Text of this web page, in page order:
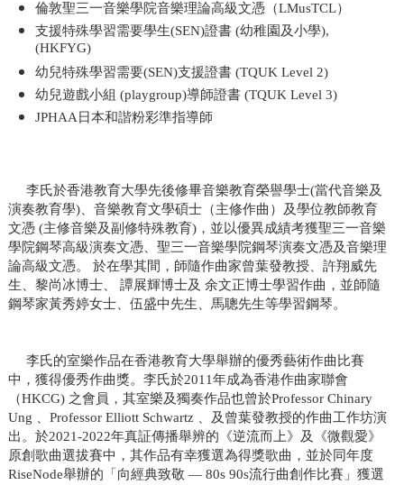
倫敦聖三一音樂學院音樂理論高級文憑（LMusTCL）
支援特殊學習需要學生(SEN)證書 (幼稚園及小學),
(HKFYG)
幼兒特殊學習需要(SEN)支援證書 (TQUK Level 2)
幼兒遊戲小組 (playgroup)導師證書 (TQUK Level 3)
JPHAA日本和諧粉彩準指導師
李氏於香港教育大學先後修畢音樂教育榮譽學士(當代音樂及
演奏教育學)、音樂教育文學碩士（主修作曲）及學位教師教育
文憑 (主修音樂及副修特殊教育)， 並以優異成績考獲聖三一音樂
學院鋼琴高級演奏文憑、聖三一音樂學院鋼琴演奏文憑及音樂理
論高級文憑。
於在學其間，師隨作曲家曾葉發教授、許翔威先
生、黎尚冰博士、
譚展輝博士及 余文正博士學習作曲，並師隨
鋼琴家黃秀婷女士、伍盛中先生、 馬聰先生等學習鋼琴。
李氏的室樂作品在香港教育大學舉辦的優秀藝術作曲比賽
中，獲得優秀作曲獎。李氏於2011年成為香港作曲家聯會
（HKCG) 之會員，其室樂及獨奏作品也曾於Professor Chinary
Ung 、Professor Elliott Schwartz 、及曾葉發教授的作曲工作坊演
出。於2021-2022年真証傳播舉辨的《逆流而上》 及《微觀愛》
原創歌曲選拔賽中，其作品有幸獲選為得獎歌曲，並於同年度
RiseNode舉辦的「向經典致敬 — 80s 90s流行曲創作比賽」獲選